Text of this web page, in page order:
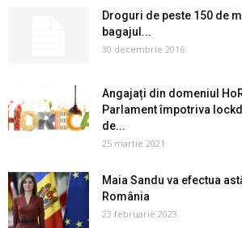
Droguri de peste 150 de
bagajul...
30 decembrie 2016
Angajați din domeniul
Parlament împotriva
de...
25 martie 2021
Maia Sandu va efectua
România
23 februarie 2023